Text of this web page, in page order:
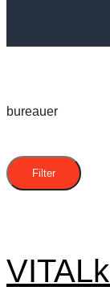
bureauer
Filter